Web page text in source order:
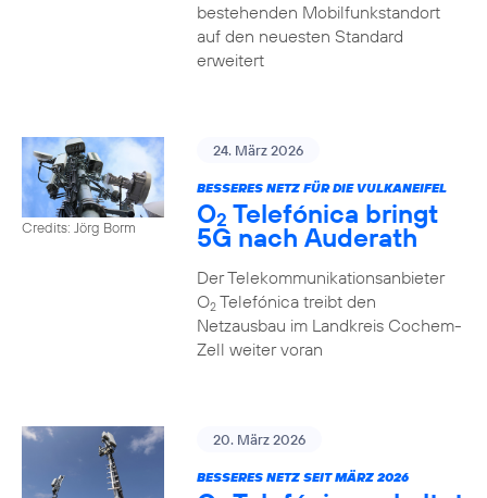
bestehenden Mobilfunkstandort
auf den neuesten Standard
erweitert
Credits: Jörg Borm
24. März 2026
BESSERES NETZ FÜR DIE VULKANEIFEL
O2 Telefónica bringt
5G nach Auderath
Der Telekommunikationsanbieter
O2Telefónica treibt den
Netzausbau im Landkreis Cochem-
Zell weiter voran
20. März 2026
BESSERES NETZ SEIT MÄRZ 2026